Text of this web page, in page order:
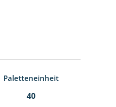
Paletteneinheit
40